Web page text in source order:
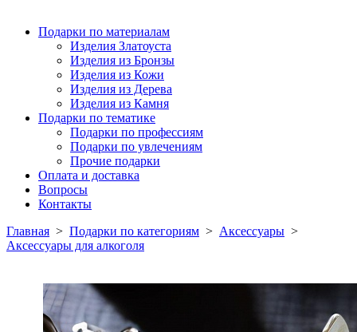
Подарки по материалам
Изделия Златоуста
Изделия из Бронзы
Изделия из Кожи
Изделия из Дерева
Изделия из Камня
Подарки по тематике
Подарки по профессиям
Подарки по увлечениям
Прочие подарки
Оплата и доставка
Вопросы
Контакты
Главная > Подарки по категориям > Аксессуары >
Аксессуары для алкоголя